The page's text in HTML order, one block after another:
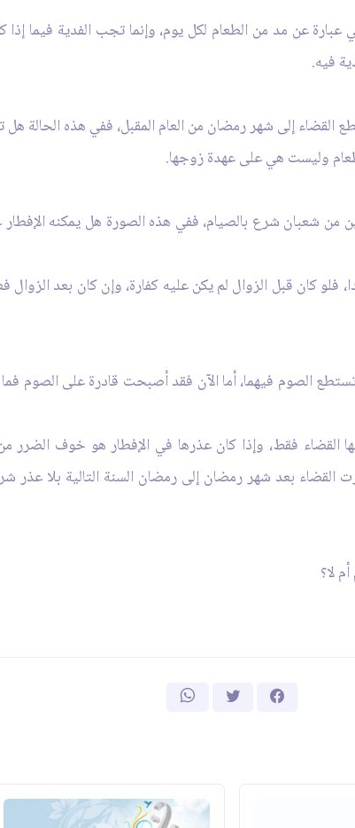
عن مد من الطعام لكل يوم، وإنما تجب الفدية فيما إذا
فيه.
إلى شهر رمضان من العام المقبل، ففي هذه الحالة هل
وليست هي على عهدة زوجها.
شعبان شرع بالصيام، ففي هذه الصورة هل يمكنه الإفطار
فلو كان قبل الزوال لم يكن عليه كفارة، وإن كان بعد
الصوم فيهما، أما الآن فقد أصبحت قادرة على الصوم
فقط، وإذا كان عذرها في الإفطار هو خوف الضرر
القضاء بعد شهر رمضان إلى رمضان السنة التالية بلا عذر
لا؟